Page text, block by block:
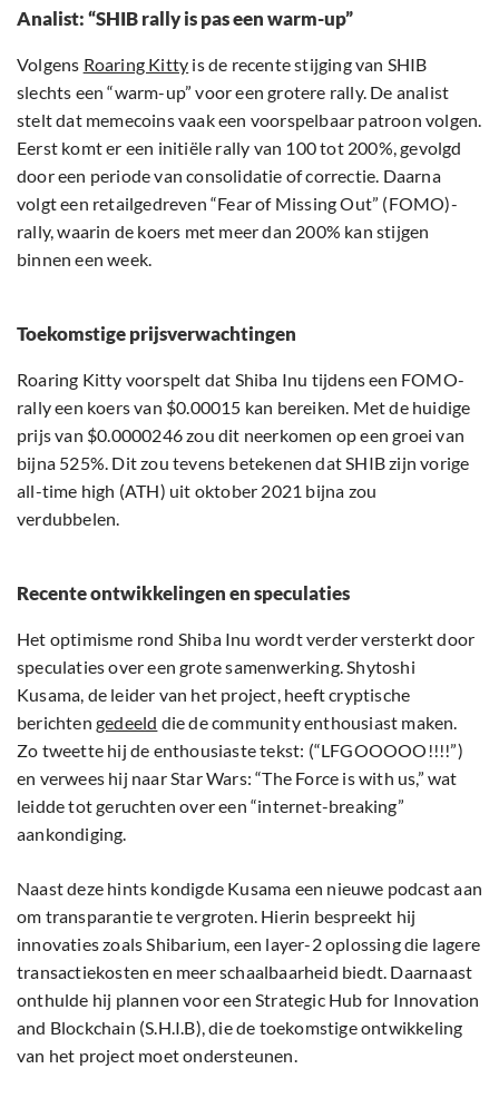
Analist: “SHIB rally is pas een warm-up”
Volgens Roaring Kitty is de recente stijging van SHIB
slechts een “warm-up” voor een grotere rally. De analist
stelt dat memecoins vaak een voorspelbaar patroon volgen.
Eerst komt er een initiële rally van 100 tot 200%, gevolgd
door een periode van consolidatie of correctie. Daarna
volgt een retailgedreven “Fear of Missing Out” (FOMO)-
rally, waarin de koers met meer dan 200% kan stijgen
binnen een week.
Toekomstige prijsverwachtingen
Roaring Kitty voorspelt dat Shiba Inu tijdens een FOMO-
rally een koers van $0.00015 kan bereiken. Met de huidige
prijs van $0.0000246 zou dit neerkomen op een groei van
bijna 525%. Dit zou tevens betekenen dat SHIB zijn vorige
all-time high (ATH) uit oktober 2021 bijna zou
verdubbelen.
Recente ontwikkelingen en speculaties
Het optimisme rond Shiba Inu wordt verder versterkt door
speculaties over een grote samenwerking. Shytoshi
Kusama, de leider van het project, heeft cryptische
berichten gedeeld die de community enthousiast maken.
Zo tweette hij de enthousiaste tekst: (“LFGOOOOO!!!!”)
en verwees hij naar Star Wars: “The Force is with us,” wat
leidde tot geruchten over een “internet-breaking”
aankondiging.
Naast deze hints kondigde Kusama een nieuwe podcast aan
om transparantie te vergroten. Hierin bespreekt hij
innovaties zoals Shibarium, een layer-2 oplossing die lagere
transactiekosten en meer schaalbaarheid biedt. Daarnaast
onthulde hij plannen voor een Strategic Hub for Innovation
and Blockchain (S.H.I.B), die de toekomstige ontwikkeling
van het project moet ondersteunen.